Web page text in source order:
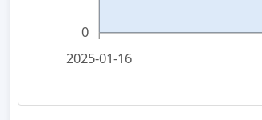
0
2025-01-16